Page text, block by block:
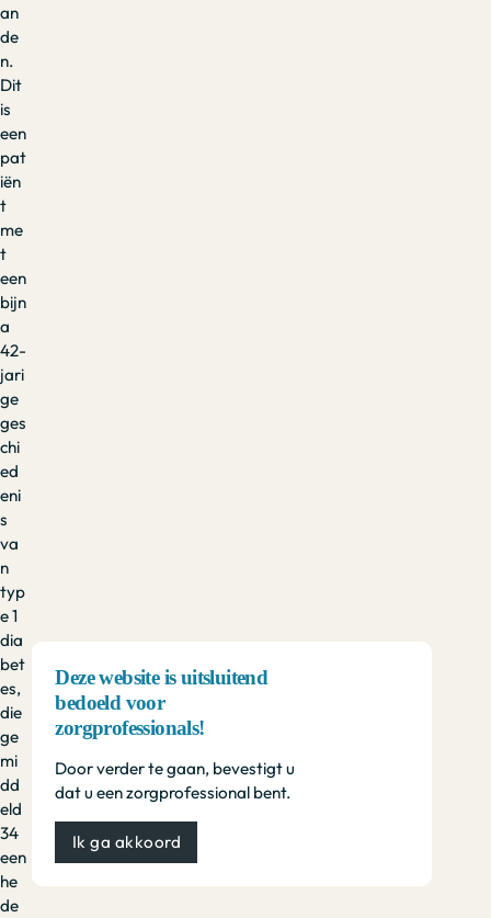
an
de
n.
Dit
is
een
pat
iën
t
me
t
een
bijn
a
42-
jari
ge
ges
chi
ed
eni
s
va
n
typ
e 1
dia
bet
es,
die
ge
mi
dd
eld
34
een
he
de
Deze website is uitsluitend
bedoeld voor
zorgprofessionals!
Door verder te gaan, bevestigt u
dat u een zorgprofessional bent.
Ik ga akkoord